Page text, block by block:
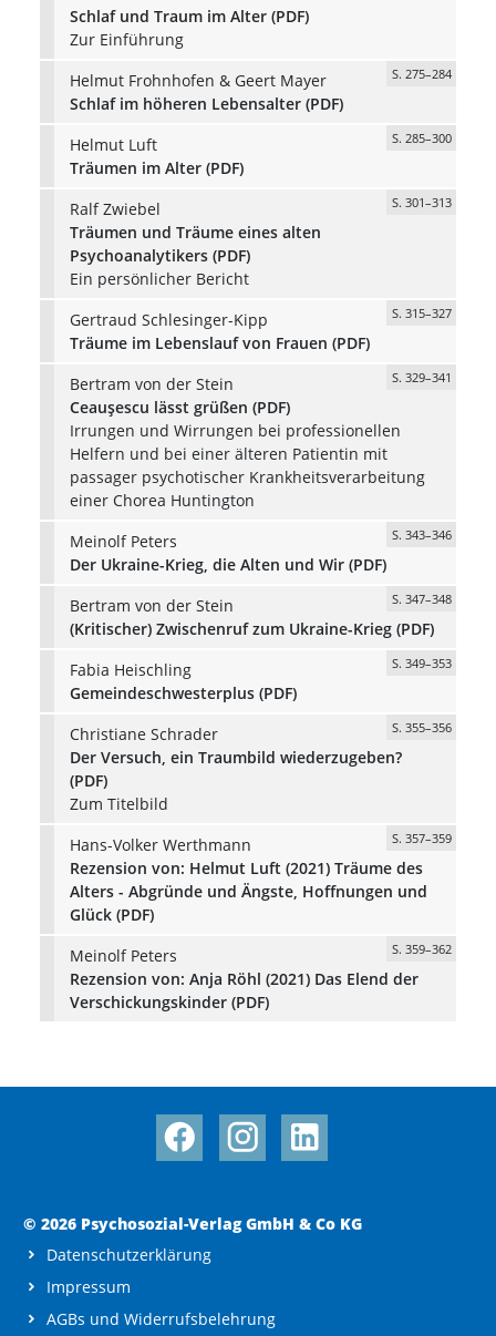
Schlaf und Traum im Alter (PDF)
Zur Einführung
Helmut Frohnhofen & Geert Mayer
S. 275–284
Schlaf im höheren Lebensalter (PDF)
Helmut Luft
S. 285–300
Träumen im Alter (PDF)
Ralf Zwiebel
S. 301–313
Träumen und Träume eines alten
Psychoanalytikers (PDF)
Ein persönlicher Bericht
Gertraud Schlesinger-Kipp
S. 315–327
Träume im Lebenslauf von Frauen (PDF)
Bertram von der Stein
S. 329–341
Ceauşescu lässt grüßen (PDF)
Irrungen und Wirrungen bei professionellen
Helfern und bei einer älteren Patientin mit
passager psychotischer Krankheitsverarbeitung
einer Chorea Huntington
Meinolf Peters
S. 343–346
Der Ukraine-Krieg, die Alten und Wir (PDF)
Bertram von der Stein
S. 347–348
(Kritischer) Zwischenruf zum Ukraine-Krieg (PDF)
Fabia Heischling
S. 349–353
Gemeindeschwesterplus (PDF)
Christiane Schrader
S. 355–356
Der Versuch, ein Traumbild wiederzugeben?
(PDF)
Zum Titelbild
Hans-Volker Werthmann
S. 357–359
Rezension von: Helmut Luft (2021) Träume des
Alters - Abgründe und Ängste, Hoffnungen und
Glück (PDF)
Meinolf Peters
S. 359–362
Rezension von: Anja Röhl (2021) Das Elend der
Verschickungskinder (PDF)
© 2026 Psychosozial-Verlag GmbH & Co KG
Datenschutzerklärung
Impressum
AGBs und Widerrufsbelehrung